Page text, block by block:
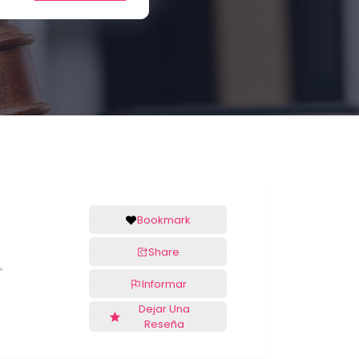
Bookmark
Share
Informar
Dejar Una
Reseña